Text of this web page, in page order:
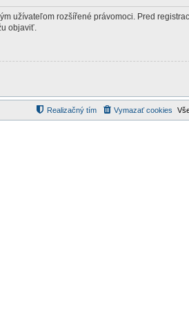
užívateľom rozšířené právomoci. Pred
objaviť.
Vymazať cookies
Realizačný tím